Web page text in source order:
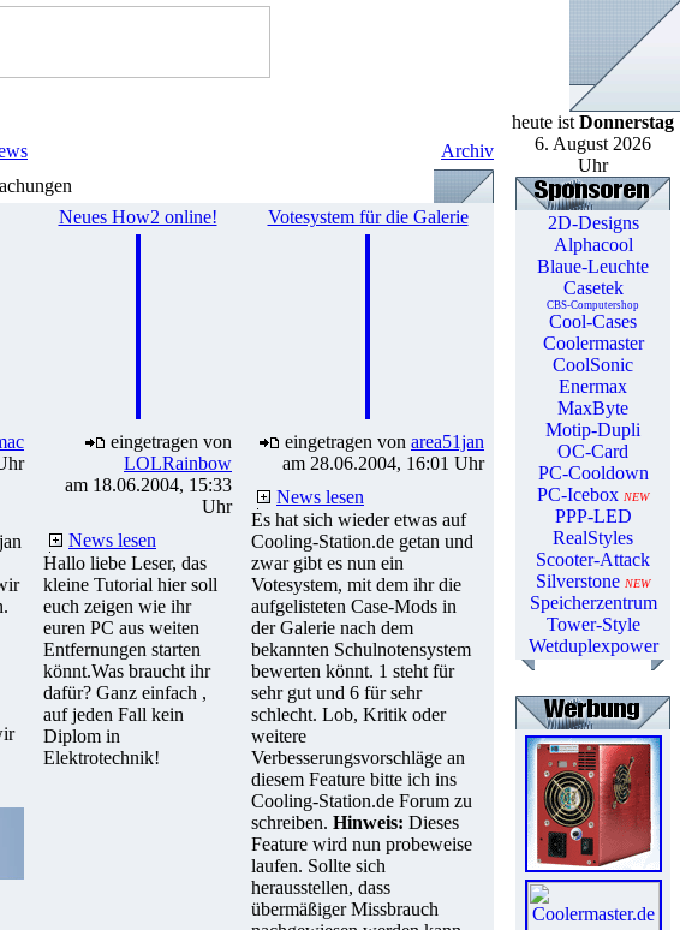
heute ist Donnerstag
Archiv
Neues How2 online!
eingetragen von
LOLRainbow
am 18.06.2004, 15:33
Uhr
News lesen
Hallo liebe Leser, das
kleine Tutorial hier soll
euch zeigen wie ihr
euren PC aus weiten
Entfernungen starten
könnt.Was braucht ihr
dafür? Ganz einfach ,
auf jeden Fall kein
Diplom in
Elektrotechnik!
Votesystem für die Galerie
eingetragen von area51jan
am 28.06.2004, 16:01 Uhr
News lesen
Es hat sich wieder etwas auf
Cooling-Station.de getan und
zwar gibt es nun ein
Votesystem, mit dem ihr die
aufgelisteten Case-Mods in
der Galerie nach dem
bekannten Schulnotensystem
bewerten könnt. 1 steht für
sehr gut und 6 für sehr
schlecht. Lob, Kritik oder
weitere
Verbesserungsvorschläge an
diesem Feature bitte ich ins
Cooling-Station.de Forum zu
schreiben. Hinweis: Dieses
Feature wird nun probeweise
laufen. Sollte sich
herausstellen, dass
übermäßiger Missbrauch
6. August 2026
Uhr
2D-Designs
Alphacool
Blaue-Leuchte
Casetek
CBS-Computershop
Cool-Cases
Coolermaster
CoolSonic
Enermax
MaxByte
Motip-Dupli
OC-Card
PC-Cooldown
PC-Icebox NEW
PPP-LED
RealStyles
Scooter-Attack
Silverstone NEW
Speicherzentrum
Tower-Style
Wetduplexpower